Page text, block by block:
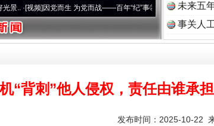
]因党而生 为党而战——百年“纪”事⑧加强纪律.. ·[视频] 牢记初心
未来五
事关人
“背刺”他人侵权，责任由谁承
发布时间：2025-10-22